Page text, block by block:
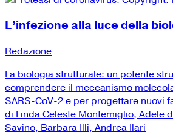
L’infezione alla luce della
Redazione
La biologia strutturale: un potente
comprendere il meccanismo
SARS-CoV-2 e per progettare nuovi
di Linda Celeste Montemiglio, Adele
Savino, Barbara Illi, Andrea Ilari